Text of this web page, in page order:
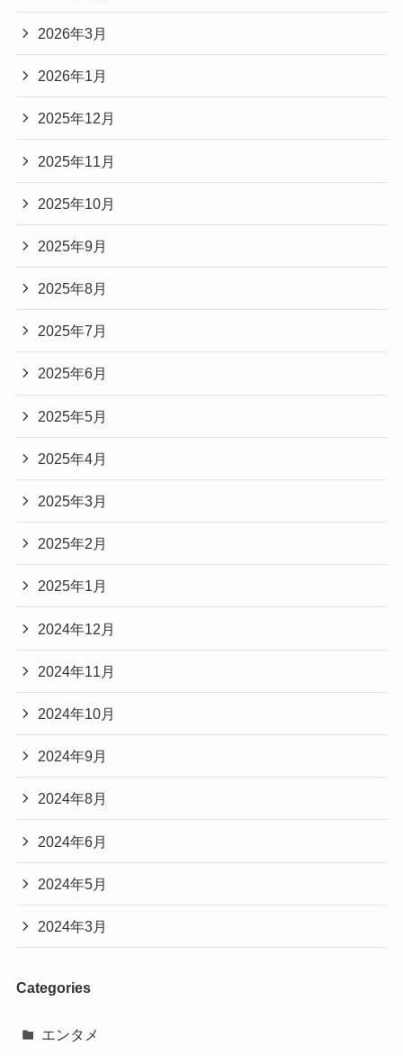
2026年3月
2026年1月
2025年12月
2025年11月
2025年10月
2025年9月
2025年8月
2025年7月
2025年6月
2025年5月
2025年4月
2025年3月
2025年2月
2025年1月
2024年12月
2024年11月
2024年10月
2024年9月
2024年8月
2024年6月
2024年5月
2024年3月
Categories
エンタメ